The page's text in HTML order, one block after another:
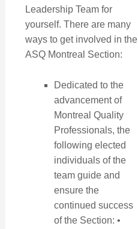
Leadership Team for
yourself. There are many
ways to get involved in the
ASQ Montreal Section:
Dedicated to the
advancement of
Montreal Quality
Professionals, the
following elected
individuals of the
team guide and
ensure the
continued success
of the Section: •